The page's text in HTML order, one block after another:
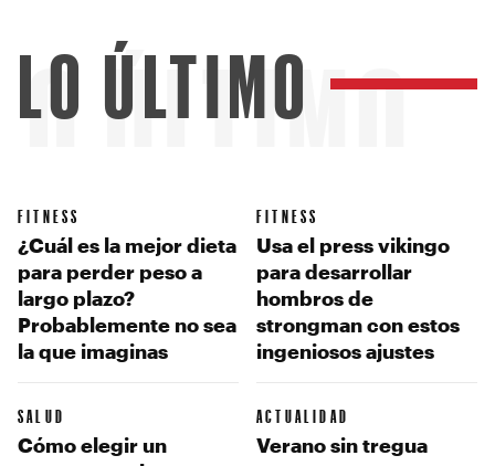
ÚLTIMO
LO ÚLTIMO
FITNESS
¿Cuál es la mejor dieta
para perder peso a
largo plazo?
Probablemente no sea
la que imaginas
FITNESS
Usa el press vikingo
para desarrollar
hombros de
strongman con estos
ingeniosos ajustes
SALUD
Cómo elegir un
ACTUALIDAD
Verano sin tregua